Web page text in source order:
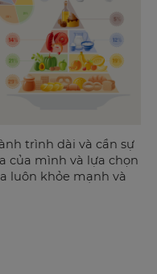
trình dài và cần sự
của mình và lựa chọn
luôn khỏe mạnh và